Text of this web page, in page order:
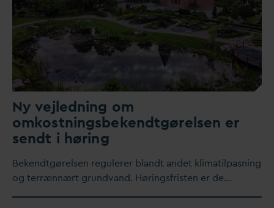
Ny vejledning om
omkostningsbekendtgørelsen er
sendt i høring
Bekendtgørelsen regulerer blandt andet klimatilpasning
og terrænnært grundvand. Høringsfristen er de…